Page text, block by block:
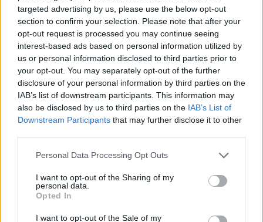
targeted advertising by us, please use the below opt-out
section to confirm your selection. Please note that after your
opt-out request is processed you may continue seeing
interest-based ads based on personal information utilized by
us or personal information disclosed to third parties prior to
your opt-out. You may separately opt-out of the further
disclosure of your personal information by third parties on the
IAB’s list of downstream participants. This information may
also be disclosed by us to third parties on the IAB’s List of
Downstream Participants that may further disclose it to other
Personal Data Processing Opt Outs
I want to opt-out of the Sharing of my
personal data.
Opted In
I want to opt-out of the Sale of my
Cro Cop a másik nehézsúlyú legendával, Fedor
A páros első és ezidáig egyetlen alkalommal 2005-ben
bunyózott egymással, a Pride Conflict 2005-ön,
Saitamában, a nehézsúlyú bajnoki övért. A korszak
messze legvártabb összecsapása volt, és méltó is volt a
felhajtáshoz: később az év meccsének választották,